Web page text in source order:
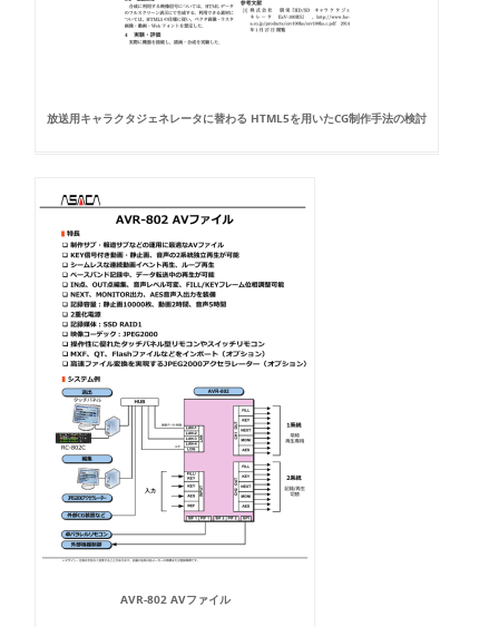
放送用キャラクタジェネレータに替わる HTML5を用いたCG制作手法の検討
AVR-802 AVファイル